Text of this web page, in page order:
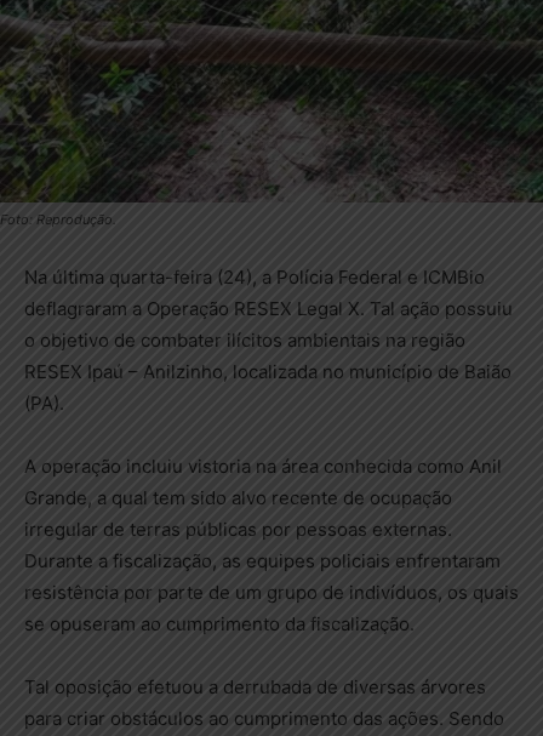
Foto: Reprodução.
Na última quarta-feira (24), a Polícia Federal e ICMBio
deflagraram a Operação RESEX Legal X. Tal ação possuiu
o objetivo de combater ilícitos ambientais na região
RESEX Ipaú – Anilzinho, localizada no município de Baião
(PA).
A operação incluiu vistoria na área conhecida como Anil
Grande, a qual tem sido alvo recente de ocupação
irregular de terras públicas por pessoas externas.
Durante a fiscalização, as equipes policiais enfrentaram
resistência por parte de um grupo de indivíduos, os quais
se opuseram ao cumprimento da fiscalização.
Tal oposição efetuou a derrubada de diversas árvores
para criar obstáculos ao cumprimento das ações. Sendo